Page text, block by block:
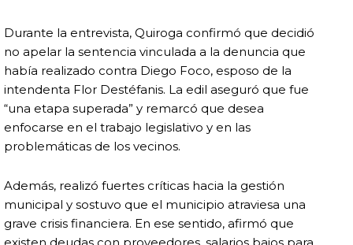
Durante la entrevista, Quiroga confirmó que decidió
no apelar la sentencia vinculada a la denuncia que
había realizado contra Diego Foco, esposo de la
intendenta Flor Destéfanis. La edil aseguró que fue
“una etapa superada” y remarcó que desea
enfocarse en el trabajo legislativo y en las
problemáticas de los vecinos.
Además, realizó fuertes críticas hacia la gestión
municipal y sostuvo que el municipio atraviesa una
grave crisis financiera. En ese sentido, afirmó que